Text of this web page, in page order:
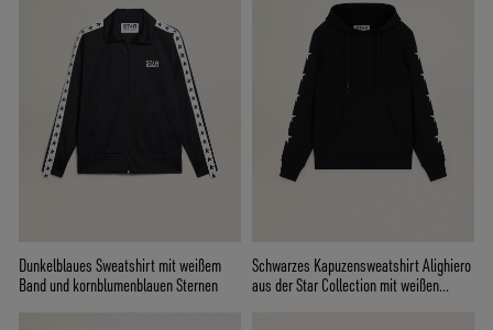
Dunkelblaues Sweatshirt mit weißem
Band und kornblumenblauen Sternen
Schwarzes Kapuzensweatshirt Alighiero
aus der Star Collection mit weißen